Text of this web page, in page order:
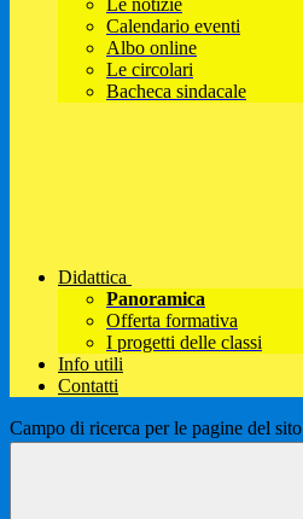
Le notizie
Calendario eventi
Albo online
Le circolari
Bacheca sindacale
Didattica
Panoramica
Offerta formativa
I progetti delle classi
Info utili
Contatti
Campo di ricerca per le pagine del sito